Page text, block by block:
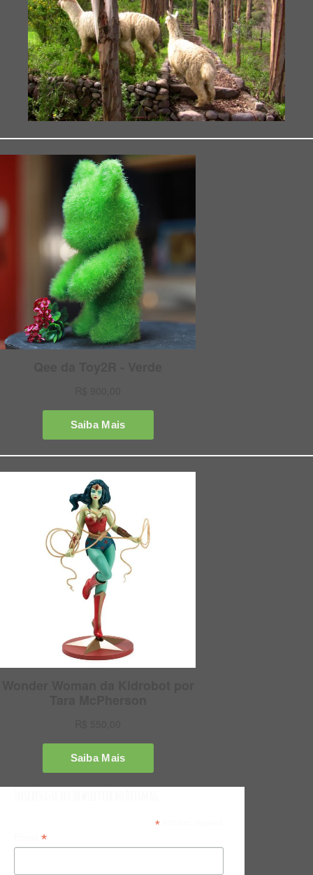
*indicates required
*